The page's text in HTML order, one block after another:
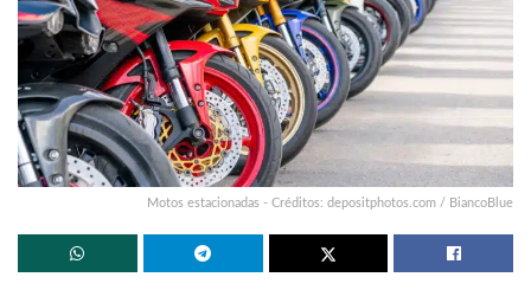
Motos estacionadas - Créditos: depositphotos.com / BiancoBlue